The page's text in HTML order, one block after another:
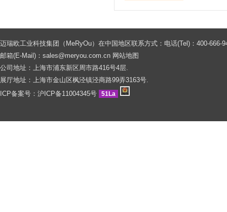
迈瑞欧工业科技集团（MeRyOu）在中国地区联系方式：电话(Tel)：400-666-
邮箱(E-Mail)： sales@meryou.com.cn 网站地图
公司地址：上海市浦东新区周市路416号4层.
展厅地址：上海市金山区枫泾镇泾商路99弄3163号.
ICP备案号： 沪ICP备11004345号 51La